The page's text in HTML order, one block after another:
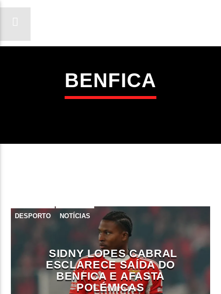
ON FM
LIGA-TE
TÍTULO
BENFICA
DESPORTO NOTÍCIAS
SIDNY LOPES CABRAL
ESCLARECE SAÍDA DO
BENFICA E AFASTA
POLÉMICAS